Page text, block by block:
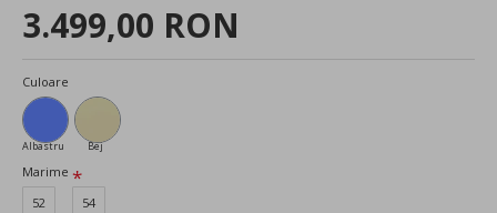
3.499,00 RON
Culoare
Albastru Bej
Marime
52
54